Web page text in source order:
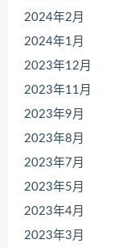
2024年2月
2024年1月
2023年12月
2023年11月
2023年9月
2023年8月
2023年7月
2023年5月
2023年4月
2023年3月